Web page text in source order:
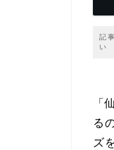
記
い
「
る
ズ